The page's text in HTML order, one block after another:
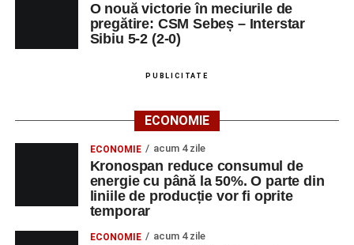
O nouă victorie în meciurile de
pregătire: CSM Sebeș – Interstar
Sibiu 5-2 (2-0)
PUBLICITATE
ECONOMIE
ECONOMIE acum 4 zile
Kronospan reduce consumul de
energie cu până la 50%. O parte din
liniile de producție vor fi oprite
temporar
ECONOMIE acum 4 zile